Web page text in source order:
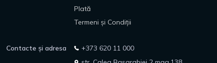
Plată
Termeni și Condiții
Contacte și adresa
+373 620 11 000